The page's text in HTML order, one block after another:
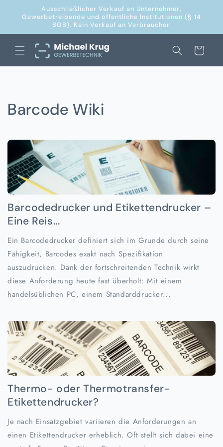
Inhalt
Ausschließlicher Verkauf an Unternehmer,
Gewerbetreibende und öffentliche Institutionen (§ 14
BGB). Kein Verkauf an Verbraucher.
Warenkorb
Barcode Wiki
Barcodedrucker und Etikettendrucker –
Eine Reis...
Ein Barcodedrucker definiert sich im Grunde durch seine
Fähigkeit, Barcodes exakt nach Spezifikation
auszudrucken. Dank der fortschreitenden Technik wirkt
diese Anforderung heute fast überholt: Mit einem
handelsüblichen PC, einem Standarddrucker...
Thermo- oder Thermotransfer-
Etikettendrucker?
Je nach Einsatzgebiet variieren die Anforderungen an
einen Etikettendrucker erheblich. Oft stellt sich dabei eine